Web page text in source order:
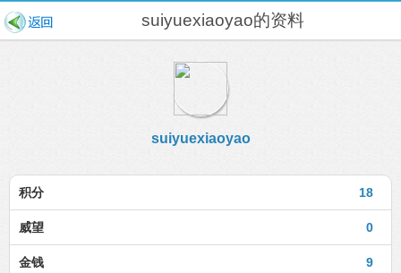
suiyuexiaoyao的资料
suiyuexiaoyao
18
积分
0
威望
9
金钱